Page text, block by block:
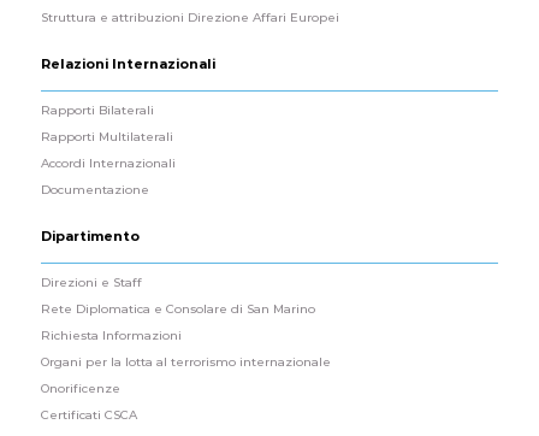
Struttura e attribuzioni Direzione Affari Europei
Relazioni Internazionali
Rapporti Bilaterali
Rapporti Multilaterali
Accordi Internazionali
Documentazione
Dipartimento
Direzioni e Staff
Rete Diplomatica e Consolare di San Marino
Richiesta Informazioni
Organi per la lotta al terrorismo internazionale
Onorificenze
Certificati CSCA